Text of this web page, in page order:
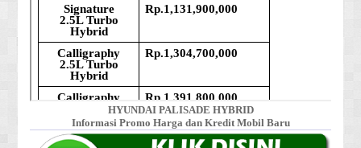
HYUNDAI PALISADE HYBRID
Informasi Promo Harga dan Kredit Mobil Baru